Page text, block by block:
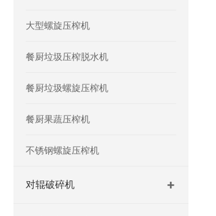
大型螺旋压榨机
餐厨垃圾压榨脱水机
餐厨垃圾螺旋压榨机
餐厨果蔬压榨机
不锈钢螺旋压榨机
对辊破碎机